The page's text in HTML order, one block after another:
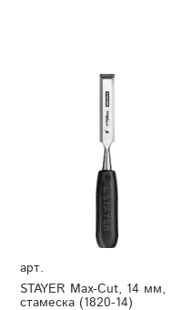
арт.
STAYER Max-Cut, 14 мм,
стамеска (1820-14)